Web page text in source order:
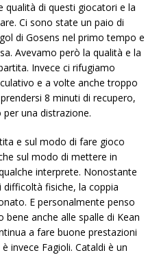
di questi giocatori e la
Ci sono state un paio di
di Gosens nel primo tempo e
Avevamo però la qualità e la
Invece ci rifugiamo
e a volte anche troppo
8 minuti di recupero,
una distrazione.
e sul modo di fare gioco
sul modo di mettere in
interprete. Nonostante
difficoltà fisiche, la coppia
E personalmente penso
anche alle spalle di Kean
a fare buone prestazioni
invece Fagioli. Cataldi è un